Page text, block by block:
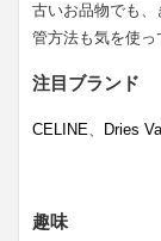
古いお品物でも
管方法も気を使っ
注目ブランド
CELINE、 Dries
趣味